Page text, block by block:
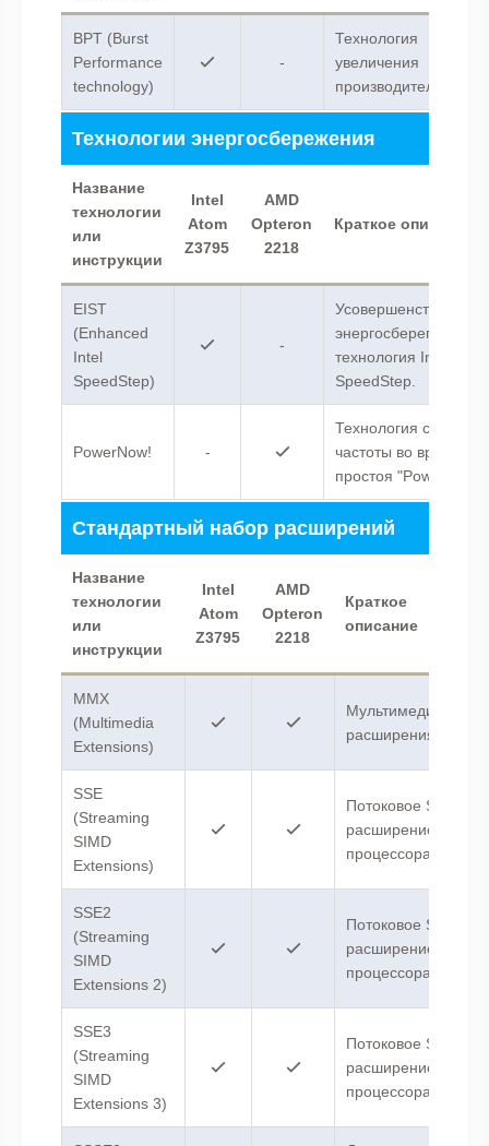
BPT (Burst
Performance
technology)
-
Технология
увеличения
производительности.
Технологии энергосбережения
Название
технологии
или
инструкции
Intel
Atom
Z3795
AMD
Opteron
2218
Краткое описание
EIST
(Enhanced
Intel
SpeedStep)
-
энергосберегающая
технология Intel
SpeedStep.
PowerNow! -
Технология
частоты во время
простоя
Стандартный набор расширений
Название
технологии
или
инструкции
Intel
Atom
Z3795
AMD
Opteron
2218
Краткое
описание
MMX
(Multimedia
Extensions)
Мультимедийные
расширения.
SSE
(Streaming
SIMD
Extensions)
Потоковое SIMD-
расширение
процессора.
SSE2
(Streaming
SIMD
Extensions 2)
Потоковое SIMD-
расширение
процессора 2.
SSE3
(Streaming
SIMD
Extensions 3)
Потоковое SIMD-
расширение
процессора 3.